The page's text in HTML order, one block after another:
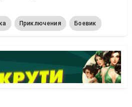
Приключения Боевик